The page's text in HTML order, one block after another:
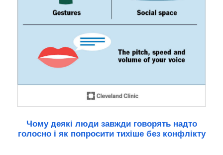
Чому деякі люди завжди говорять надто
голосно і як попросити тихіше без конфлікту